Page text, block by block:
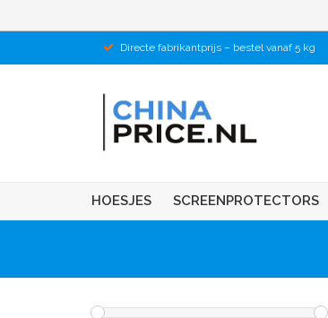
Directe fabrikantprijs – bestel vanaf 5 kg
HOESJES SCREENPROTECTORS